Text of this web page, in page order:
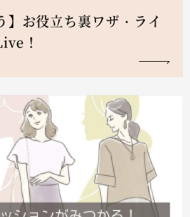
】お役立ち裏ワザ・ライ
！